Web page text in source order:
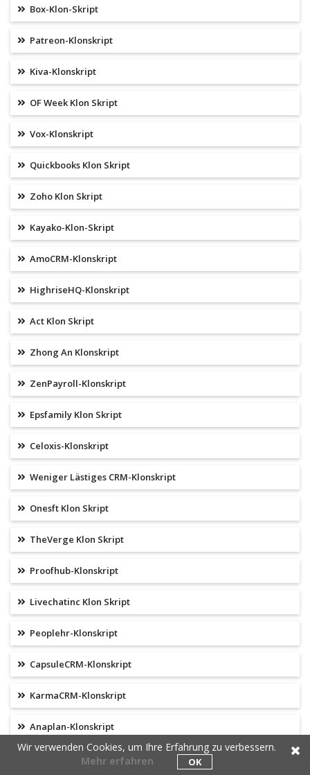
Box-Klon-Skript
Patreon-Klonskript
Kiva-Klonskript
OF Week Klon Skript
Vox-Klonskript
Quickbooks Klon Skript
Zoho Klon Skript
Kayako-Klon-Skript
AmoCRM-Klonskript
HighriseHQ-Klonskript
Act Klon Skript
Zhong An Klonskript
ZenPayroll-Klonskript
Epsfamily Klon Skript
Celoxis-Klonskript
Weniger Lästiges CRM-Klonskript
Onesft Klon Skript
TheVerge Klon Skript
Proofhub-Klonskript
Livechatinc Klon Skript
Peoplehr-Klonskript
CapsuleCRM-Klonskript
KarmaCRM-Klonskript
Anaplan-Klonskript
Apttus-Klonskript
Wir verwenden Cookies, um Ihre Erfahrung zu verbessern.
Mehr erfahren
OK